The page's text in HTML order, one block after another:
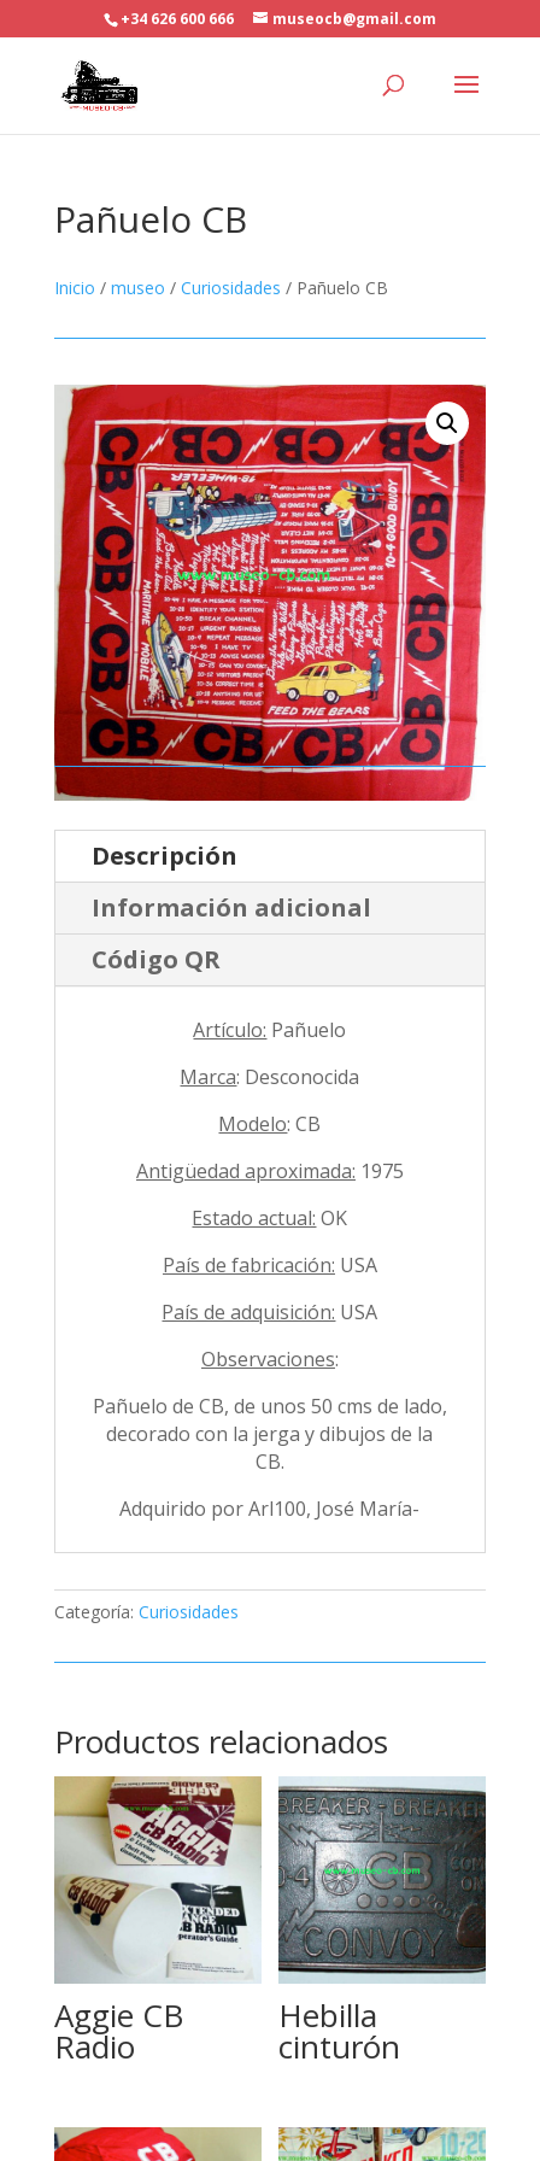
+34 626 600 666 museocb@gmail.com
Pañuelo CB
Inicio / museo / Curiosidades / Pañuelo CB
Descripción
Información adicional
Código QR
Artículo: Pañuelo
Marca: Desconocida
Modelo: CB
Antigüedad aproximada: 1975
Estado actual: OK
País de fabricación: USA
País de adquisición: USA
Observaciones:
Pañuelo de CB, de unos 50 cms de lado,
decorado con la jerga y dibujos de la
CB.
Adquirido por Arl100, José María-
Categoría: Curiosidades
Productos relacionados
Aggie CB
Radio
Hebilla
cinturón